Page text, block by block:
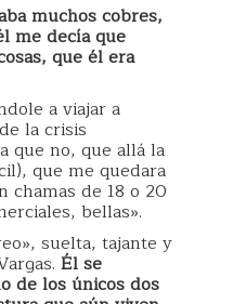
muchos cobres,
me decía que
que él era
a viajar a
la crisis
que no, que allá la
que me quedara
chamas de 18 o 20
bellas».
suelta, tajante y
Él se
de los únicos dos